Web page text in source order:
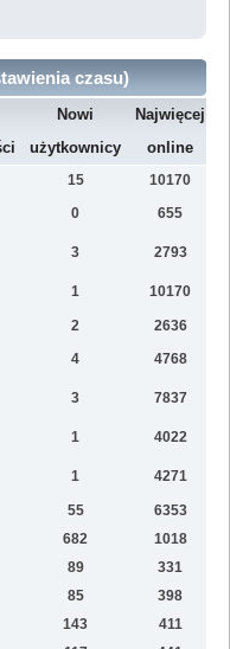
czasu)
Nowi
użytkownicy
Najwięcej
online
15 10170
0 655
3 2793
1 10170
2 2636
4 4768
3 7837
1 4022
1 4271
55 6353
682 1018
89 331
85 398
143 411